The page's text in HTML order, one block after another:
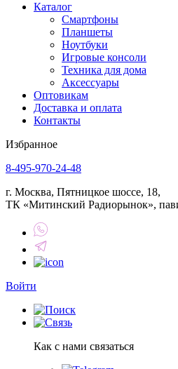
Каталог
Смартфоны
Планшеты
Ноутбуки
Игровые консоли
Техника для дома
Аксессуары
Оптовикам
Доставка и оплата
Контакты
Избранное
8-495-970-24-48
г. Москва, Пятницкое шоссе, 18,
ТК «Митинский Радиорынок»,
Войти
Как с нами связаться